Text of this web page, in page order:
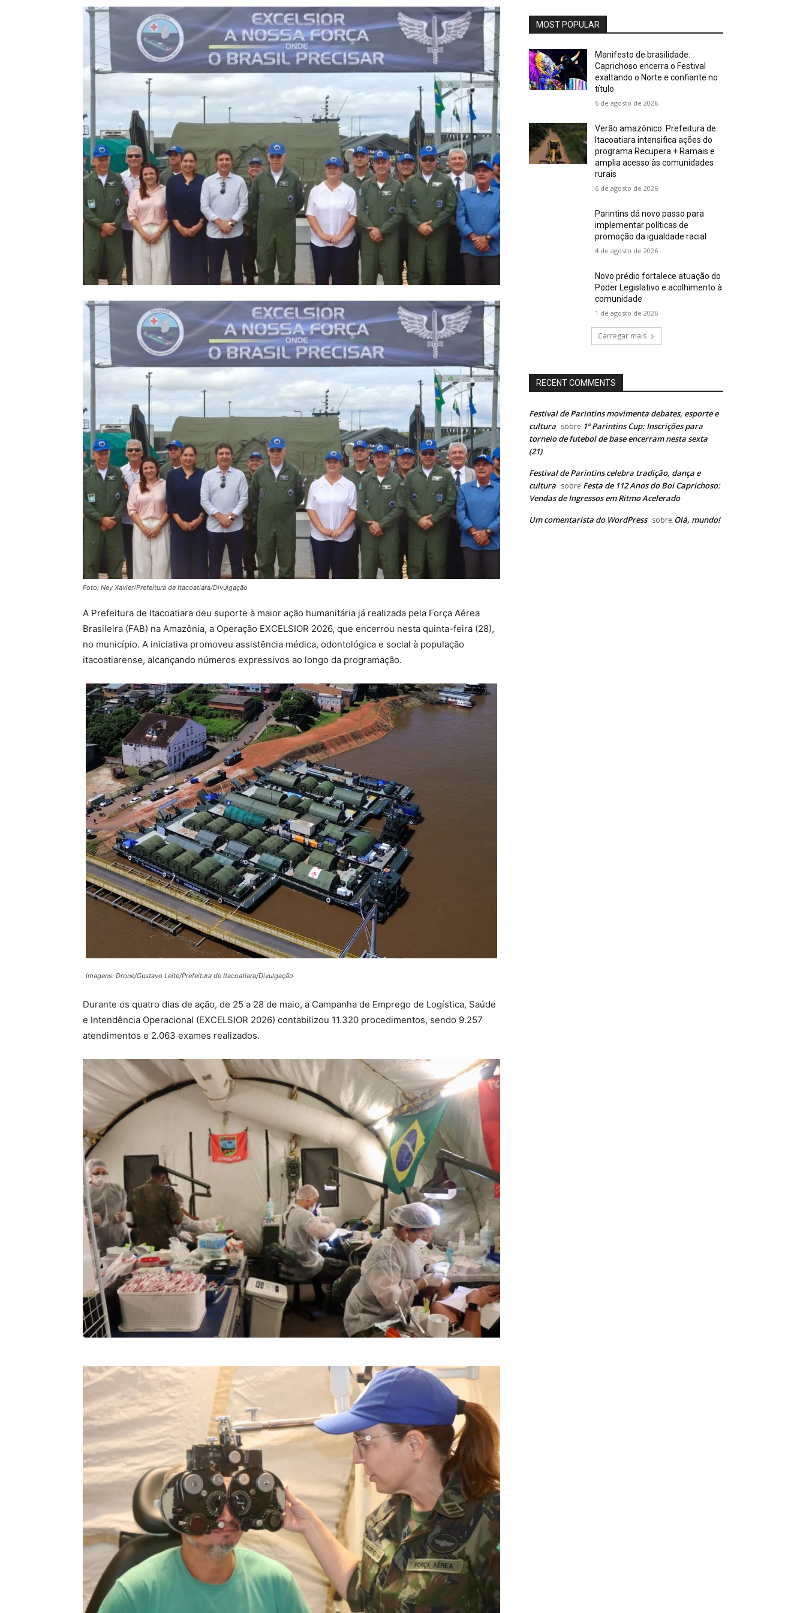
Foto: Ney Xavier/Prefeitura de Itacoatiara/Divulgação
A Prefeitura de Itacoatiara deu suporte à maior ação humanitária já realizada pela Força Aérea
Brasileira (FAB) na Amazônia, a Operação EXCELSIOR 2026, que encerrou nesta quinta-feira (28),
no município. A iniciativa promoveu assistência médica, odontológica e social à população
itacoatiarense, alcançando números expressivos ao longo da programação.
Imagens: Drone/Gustavo Leite/Prefeitura de Itacoatiara/Divulgação
Durante os quatro dias de ação, de 25 a 28 de maio, a Campanha de Emprego de Logística, Saúde
e Intendência Operacional (EXCELSIOR 2026) contabilizou 11.320 procedimentos, sendo 9.257
atendimentos e 2.063 exames realizados.
MOST POPULAR
Manifesto de brasilidade:
Caprichoso encerra o Festival
exaltando o Norte e confiante no
título
6 de agosto de 2026
Verão amazônico: Prefeitura de
Itacoatiara intensifica ações do
programa Recupera + Ramais e
amplia acesso às comunidades
rurais
6 de agosto de 2026
Parintins dá novo passo para
implementar políticas de
promoção da igualdade racial
4 de agosto de 2026
Novo prédio fortalece atuação do
Poder Legislativo e acolhimento à
comunidade
1 de agosto de 2026
Carregar mais
RECENT COMMENTS
Festival de Parintins movimenta debates, esporte e
cultura sobre 1º Parintins Cup: Inscrições para
torneio de futebol de base encerram nesta sexta
(21)
Festival de Parintins celebra tradição, dança e
cultura sobre Festa de 112 Anos do Boi Caprichoso:
Vendas de Ingressos em Ritmo Acelerado
Um comentarista do WordPress sobre Olá, mundo!